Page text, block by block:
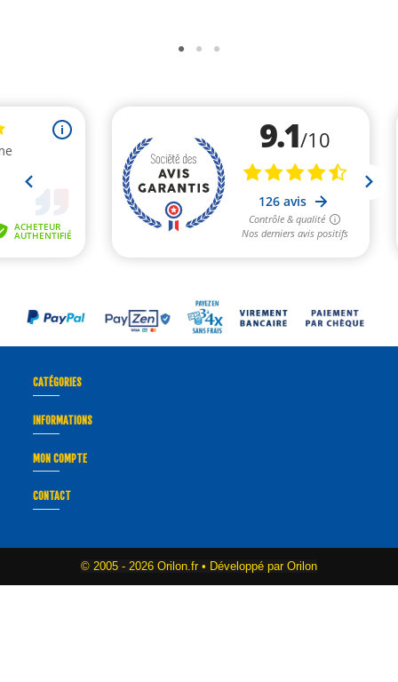
CATÉGORIES
INFORMATIONS
MON COMPTE
CONTACT
© 2005 - 2026 Orilon.fr • Développé par Orilon